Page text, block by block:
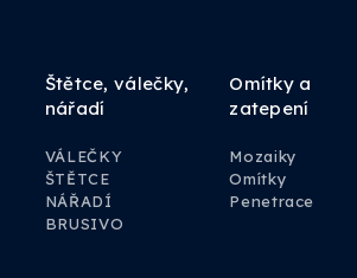
Štětce, válečky,
nářadí
VÁLEČKY
ŠTĚTCE
NÁŘADÍ
BRUSIVO
Omítky a
zatepení
Mozaiky
Omítky
Penetrace